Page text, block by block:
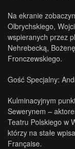
Na ekranie
Olbrychskiego,
wspieranych przez
Nehrebecką,
Fronczewskiego.
Gość Specjalny:
Kulminacyjnym
Sewerynem –
Teatru Polskiego w
którzy na stałe
Française.